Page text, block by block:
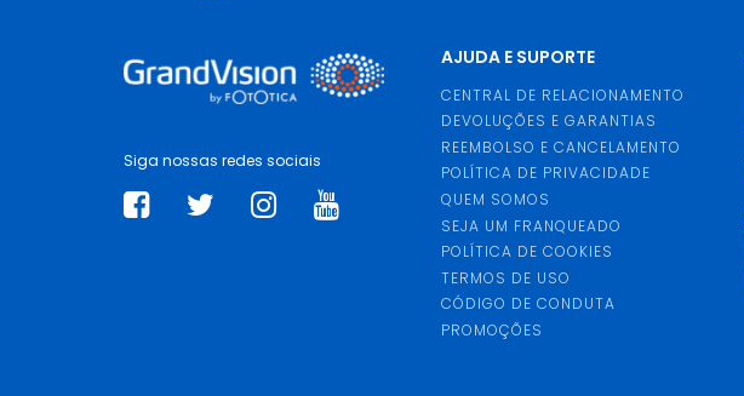
Siga nossas redes sociais
AJUDA E SUPORTE
CENTRAL DE RELACIONAMENTO
DEVOLUÇÕES E GARANTIAS
REEMBOLSO E CANCELAMENTO
POLÍTICA DE PRIVACIDADE
QUEM SOMOS
SEJA UM FRANQUEADO
POLÍTICA DE COOKIES
TERMOS DE USO
CÓDIGO DE CONDUTA
PROMOÇÕES